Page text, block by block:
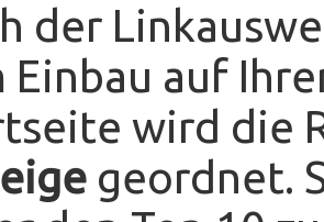
der
Einbau auf
wird die
geordnet.